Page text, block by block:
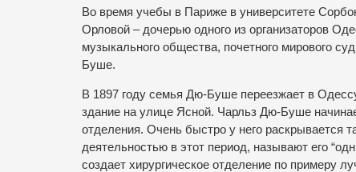
Во время учебы в Париже в университете
Орловой – дочерью одного из организаторов
музыкального общества, почетного мирового
Буше.
В 1897 году семья Дю-Буше переезжает в
здание на улице Ясной. Чарльз Дю-Буше
отделения. Очень быстро у него раскрывается
деятельностью в этот период, называют его
создает хирургическое отделение по примеру